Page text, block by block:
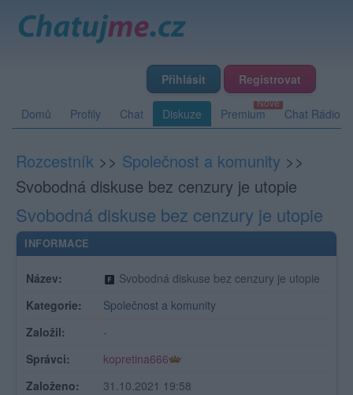
Přihlásit Registrovat
Domů Profily Chat Diskuze Premium Chat Rádio
Rozcestník >> Společnost a komunity >>
Svobodná diskuse bez cenzury je utopie
Svobodná diskuse bez cenzury je utopie
INFORMACE
Název:
Svobodná diskuse bez cenzury je utopie
Kategorie:
Společnost a komunity
Založil:
-
Správci:
kopretina666
Založeno:
31.10.2021 19:58